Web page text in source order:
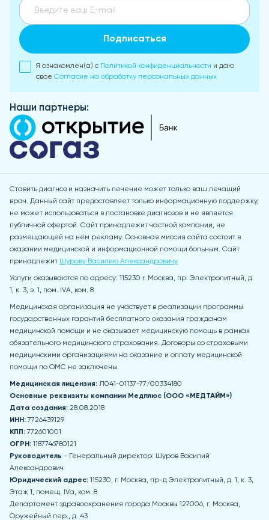
Подписаться
Я ознакомлен(а) с Политикой конфиденциальности и даю
свое Согласие на обработку персональных данных
Наши партнеры:
Ставить диагноз и назначить лечение может только ваш лечащий
врач. Данный сайт предоставляет только информационную поддержку,
не может использоваться в постановке диагнозов и не является
публичной офертой. Сайт принадлежит частной компании, не
размещающей на нём рекламу. Основная миссия сайта состоит в
оказании медицинской и информационной помощи больным. Сайт
принадлежит Шурову Василию Александровичу
Услуги оказываются по адресу: 115230 r. Москва, пр. Электролитный, д.
1, к. 3, э. 1, пом. IVA, ком. 8
Медицинская организация не участвует в реализации программы
государственных гарантий бесплатного оказания гражданам
медицинской помощи и не оказывает медицинскую помощь в рамках
обязательного медицинского страхования. Договоры со страховыми
медицинскими организациями на оказание и оплату медицинской
помощи по ОМС не заключены.
Медицинская лицензия: Л041-01137-77/00334180
Основные реквизиты компании Медплюс (ООО «МЕДТАЙМ»)
Дата создания: 28.08.2018
ИНН:7726439129
КПП:772601001
ОГРН: 1187746780121
Руководитель - Генеральный директор: Шуров Василий
Александрович
Юридический адрес: 115230, г. Москва, пр-д Электролитный, д. 1, к. 3,
Этаж 1, помещ. IVа, ком. 8
Департамент здравоохранения города Москвы 127006, г. Москва,
Оружейный пер., д. 43